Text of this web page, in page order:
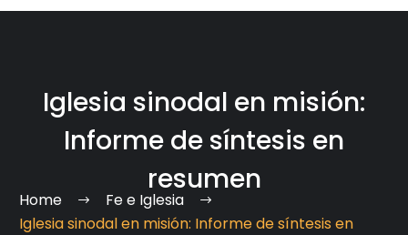
Iglesia sinodal en misión:
Informe de síntesis en
resumen
Home
Fe e Iglesia
Iglesia sinodal en misión: Informe de síntesis en